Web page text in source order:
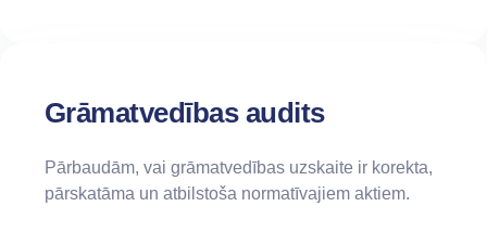
Grāmatvedības audits
Pārbaudām, vai grāmatvedības uzskaite ir korekta,
pārskatāma un atbilstoša normatīvajiem aktiem.